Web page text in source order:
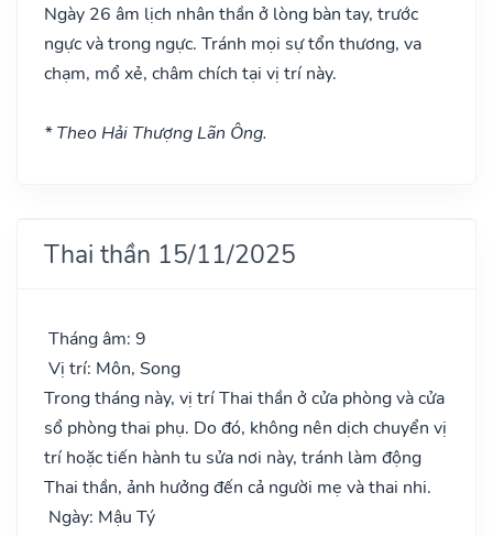
Ngày 26 âm lịch nhân thần ở lòng bàn tay, trước
ngực và trong ngực. Tránh mọi sự tổn thương, va
chạm, mổ xẻ, châm chích tại vị trí này.
* Theo Hải Thượng Lãn Ông.
Thai thần 15/11/2025
Tháng âm: 9
Vị trí: Môn, Song
Trong tháng này, vị trí Thai thần ở cửa phòng và cửa
sổ phòng thai phụ. Do đó, không nên dịch chuyển vị
trí hoặc tiến hành tu sửa nơi này, tránh làm động
Thai thần, ảnh hưởng đến cả người mẹ và thai nhi.
Ngày: Mậu Tý